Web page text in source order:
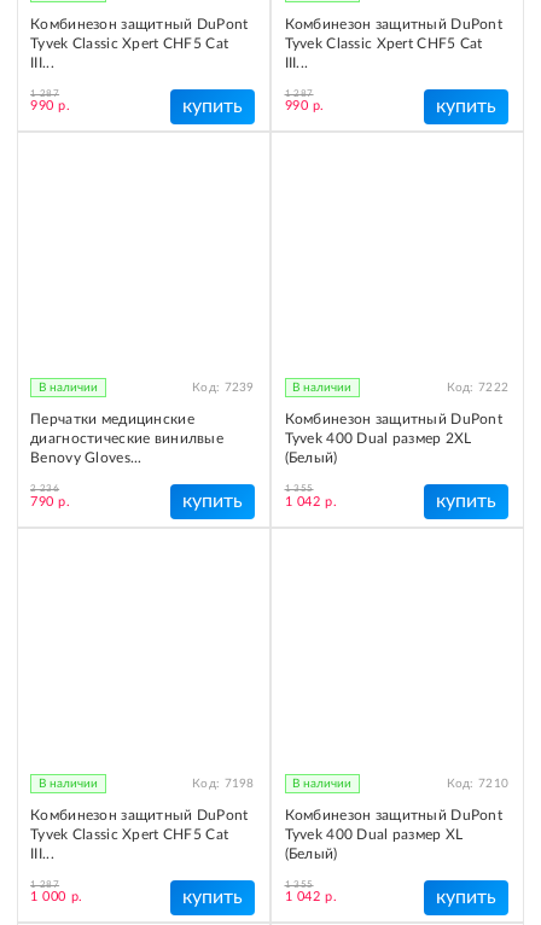
Комбинезон защитный DuPont
Tyvek Classic Xpert CHF5 Cat
III...
1 287
990 р. купить
Комбинезон защитный DuPont
Tyvek Classic Xpert CHF5 Cat
III...
1 287
990 р. купить
В наличии Код: 7239
Перчатки медицинские
диагностические винилвые
Benovy Gloves...
2 236
790 р. купить
В наличии Код: 7222
Комбинезон защитный DuPont
Tyvek 400 Dual размер 2XL
(Белый)
1 355
1 042 р. купить
В наличии Код: 7198
Комбинезон защитный DuPont
Tyvek Classic Xpert CHF5 Cat
III...
1 287
1 000 р. купить
В наличии Код: 7210
Комбинезон защитный DuPont
Tyvek 400 Dual размер XL
(Белый)
1 355
1 042 р. купить